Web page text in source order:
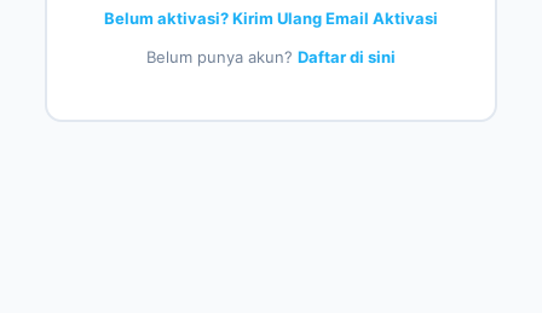
Belum aktivasi? Kirim Ulang Email Aktivasi
Belum punya akun? Daftar di sini